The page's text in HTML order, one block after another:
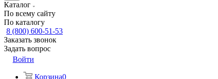
Каталог
По всему сайту
По каталогу
8 (800) 600-51-53
Заказать звонок
Задать вопрос
Войти
Корзина0